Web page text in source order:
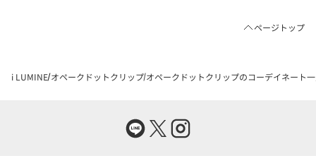
ページトップ
i LUMINE オペークドットクリップ オペークドットクリップのコーデイネート